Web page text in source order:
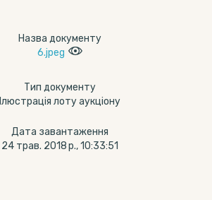
Назва документу
6.jpeg
Тип документу
Ілюстрація лоту аукціону
Дата завантаження
24 трав. 2018 р., 10:33:51